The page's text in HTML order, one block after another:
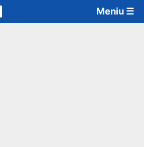
Meniu ☰